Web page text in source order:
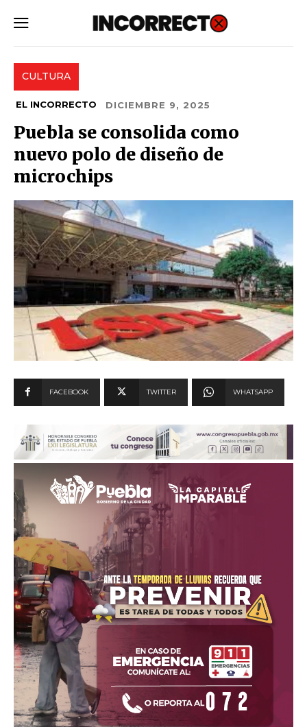
CULTURA
EL INCORRECTO DICIEMBRE 9, 2025
Puebla se consolida como
nuevo polo de diseño de
microchips
FACEBOOK TWITTER WHATSAPP